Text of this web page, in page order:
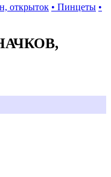
открыток • Пинцеты •